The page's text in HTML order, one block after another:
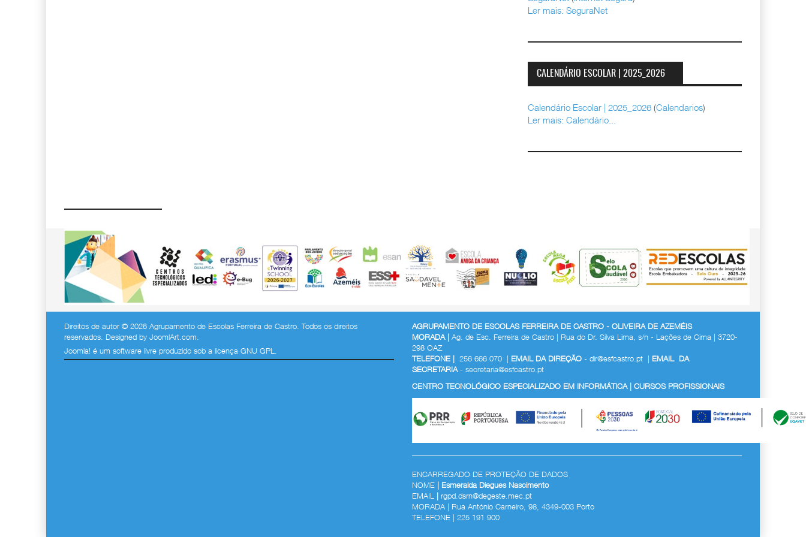
Ler mais: SeguraNet
CALENDÁRIO ESCOLAR | 2025_2026
Calendário Escolar | 2025_2026 (Calendarios)
Ler mais: Calendário...
Direitos de autor © 2026 Agrupamento de Escolas Ferreira de Castro. Todos os direitos
reservados. Designed by JoomlArt.com
Joomla! é um software livre produzido sob a licença GNU GPL.
AGRUPAMENTO DE ESCOLAS FERREIRA DE CASTRO - OLIVEIRA DE AZEMÉIS
MORADA | Ag. de Esc. Ferreira de Castro | Rua do Dr. Silva Lima, s/n - Lações de Cima | 3720-
298 OAZ
TELEFONE | 256 666 070 | EMAIL DA DIREÇÃO - dir@esfcastro.pt | EMAIL DA
SECRETARIA- secretaria@esfcastro.pt
CENTRO TECNOLÓGICO ESPECIALIZADO EM INFORMÁTICA | CURSOS PROFISSIONAIS
ENCARREGADO DE PROTEÇÃO DE DADOS
NOME | Esmeralda Diegues Nascimento
EMAIL
| rgpd.dsrn@degeste.mec.pt
MORADA | Rua António Carneiro, 98, 4349-003 Porto
TELEFONE | 225 191 900